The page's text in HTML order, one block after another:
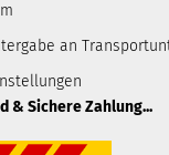
an
& Sichere Zahlung...